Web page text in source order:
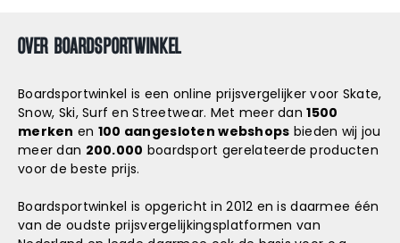
OVER BOARDSPORTWINKEL
Boardsportwinkel is een online prijsvergelijker voor Skate,
Snow, Ski, Surf en Streetwear. Met meer dan1500
merken en 100 aangesloten webshops bieden wij jou
meer dan 200.000 boardsport gerelateerde producten
voor de beste prijs.
Boardsportwinkel is opgericht in 2012 en is daarmee één
van de oudste prijsvergelijkingsplatformen van